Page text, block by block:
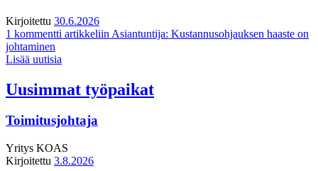
Kirjoitettu 30.6.2026
1 kommentti artikkeliin Asiantuntija: Kustannusohjauksen haaste on
johtaminen
Lisää uutisia
Uusimmat työpaikat
Toimitusjohtaja
Yritys KOAS
Kirjoitettu 3.8.2026